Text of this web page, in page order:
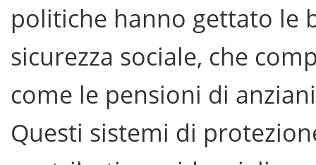
politiche hanno gettato le
sicurezza sociale, che
come le pensioni di
Questi sistemi di